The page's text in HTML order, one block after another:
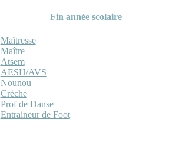
Fin année scolaire
Maîtresse
Maître
Atsem
AESH/AVS
Nounou
Crèche
Prof de Danse
Entraineur de Foot